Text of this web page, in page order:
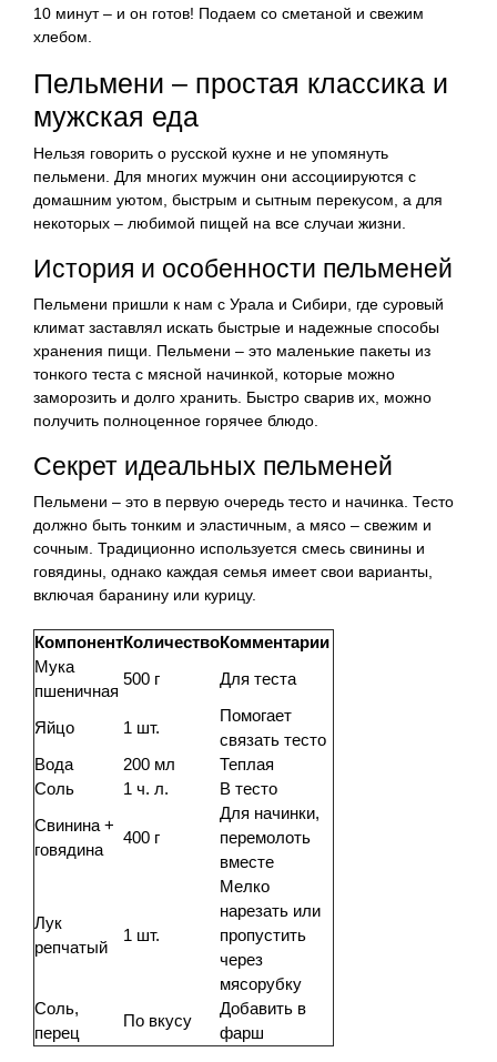
10 минут – и он готов! Подаем со сметаной и свежим
хлебом.
Пельмени – простая классика и
мужская еда
Нельзя говорить о русской кухне и не упомянуть
пельмени. Для многих мужчин они ассоциируются с
домашним уютом, быстрым и сытным перекусом, а для
некоторых – любимой пищей на все случаи жизни.
История и особенности пельменей
Пельмени пришли к нам с Урала и Сибири, где суровый
климат заставлял искать быстрые и надежные способы
хранения пищи. Пельмени – это маленькие пакеты из
тонкого теста с мясной начинкой, которые можно
заморозить и долго хранить. Быстро сварив их, можно
получить полноценное горячее блюдо.
Секрет идеальных пельменей
Пельмени – это в первую очередь тесто и начинка. Тесто
должно быть тонким и эластичным, а мясо – свежим и
сочным. Традиционно используется смесь свинины и
говядины, однако каждая семья имеет свои варианты,
включая баранину или курицу.
КомпонентКоличествоКомментарии
Мука
пшеничная
500 г Для теста
Яйцо 1 шт.
Помогает
связать тесто
Вода
200 мл
Теплая
Соль
1 ч. л.
В тесто
Свинина +
говядина
400 г
Для начинки,
перемолоть
вместе
Лук
репчатый
1 шт.
Мелко
нарезать или
пропустить
через
мясорубку
Соль,
перец
По вкусу
Добавить в
фарш